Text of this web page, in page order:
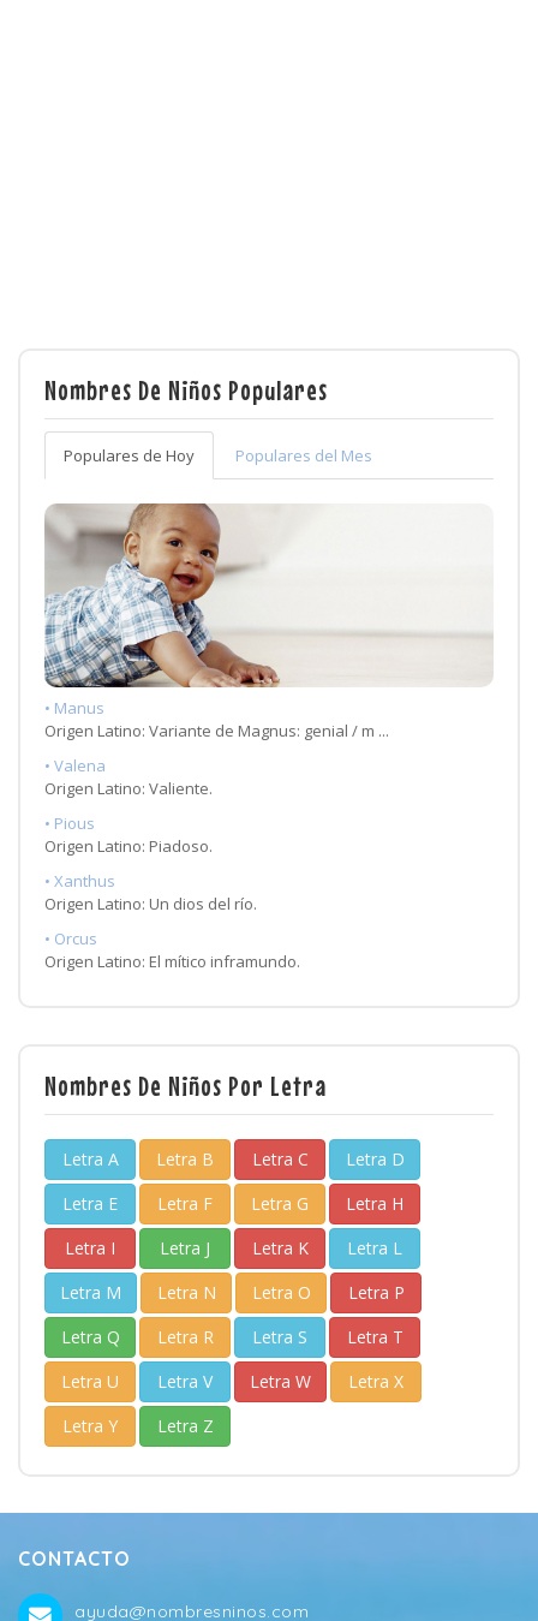
Nombres De Niños Populares
Populares de Hoy Populares del Mes
• Manus
Origen Latino: Variante de Magnus: genial / m ...
• Valena
Origen Latino: Valiente.
• Pious
Origen Latino: Piadoso.
• Xanthus
Origen Latino: Un dios del río.
• Orcus
Origen Latino: El mítico inframundo.
Nombres De Niños Por Letra
Letra A Letra B Letra C
Letra D
Letra E
Letra F Letra G
Letra H
Letra I
Letra J Letra K
Letra L
Letra M
Letra N Letra O
Letra P
Letra Q
Letra R Letra S
Letra T
Letra U
Letra V Letra W
Letra X
Letra Y
Letra Z
CONTACTO
ayuda@nombresninos.com